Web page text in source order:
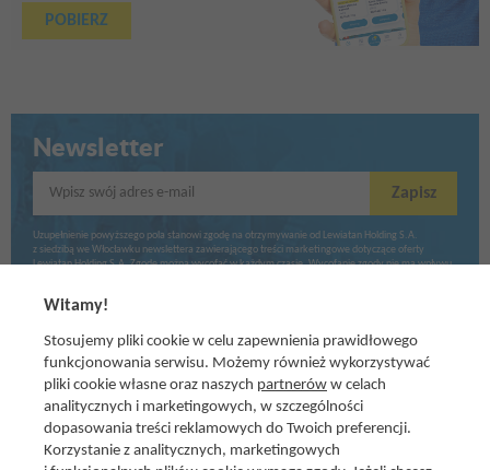
POBIERZ
Newsletter
Wpisz swój adres e-mail Zapisz
Uzupełnienie powyższego pola stanowi zgodę na otrzymywanie od Lewiatan Holding S.A.
z siedzibą we Włocławku newslettera zawierającego treści marketingowe dotyczące oferty
Lewiatan Holding S.A. Zgodę można wycofać w każdym czasie. Wycofanie zgody nie ma wpływu
Witamy!
Stosujemy pliki cookie w celu zapewnienia prawidłowego
funkcjonowania serwisu. Możemy również wykorzystywać
pliki cookie własne oraz naszych partnerów w celach
analitycznych i marketingowych, w szczególności
dopasowania treści reklamowych do Twoich preferencji.
Korzystanie z analitycznych, marketingowych